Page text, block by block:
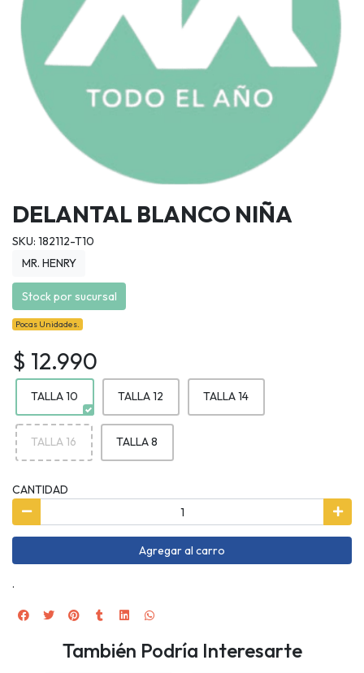
DELANTAL BLANCO NIÑA
SKU: 182112-T10
MR. HENRY
Stock por sucursal
Pocas Unidades.
$ 12.990
TALLA 10 TALLA 12 TALLA 14
TALLA 16 TALLA 8
CANTIDAD
Agregar al carro
.
También Podría Interesarte